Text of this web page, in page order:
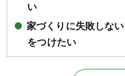
い
● 家づくりに失敗しな
をつけたい